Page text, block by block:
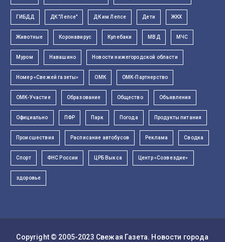
ГИБДД ДК "Лепсе" ДК им Лепсе Дети ЖКХ
Животные Коронавирус Кулебаки МВД МЧС
Муром Навашино Новости нижегородской области
Номер «Свежей газеты» ОМК ОМК-Партнерство
ОМК-Участие Образование Общество Объявления
Официально ПФР Парк Погода Продукты питания
Происшествия Расписание автобусов Реклама Сводка
Спорт ФНС России ЦРБ Выкса Центр «Созвездие»
здоровье
Copyright © 2005-2023 Свежая Газета. Новости города